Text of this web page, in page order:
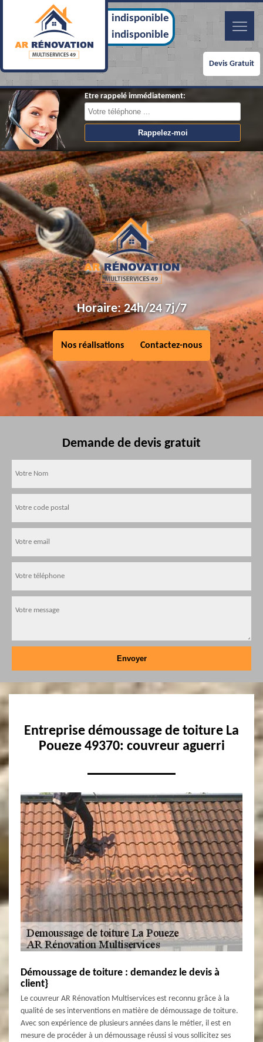
indisponible
indisponible
Devis Gratuit
Etre rappelé immédiatement:
Horaire: 24h/24 7j/7
Nos réalisations Contactez-nous
Demande de devis gratuit
Entreprise démoussage de toiture La
Poueze 49370: couvreur aguerri
Démoussage de toiture : demandez le devis à
client}
Le couvreur AR Rénovation Multiservices est reconnu grâce à la
qualité de ses interventions en matière de démoussage de toiture.
Avec son expérience de plusieurs années dans le métier, il est en
mesure de procéder à un démoussage réussi si vous sollicitez ses